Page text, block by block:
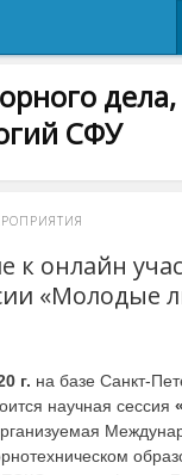
СФУ
к онлайн
«Молодые
г. на базе Санкт-
научная сессия